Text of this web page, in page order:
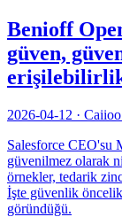
Benioff
güven,
2026-04-12 ·
Salesforce CEO'su
güvenilmez olarak
örnekler, tedarik
İşte güvenlik
göründüğü.